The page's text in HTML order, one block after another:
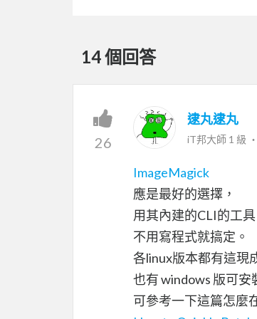
14 個回答
26
逮丸逮丸
iT邦大師 1 級 ‧
ImageMagick
應是最好的選擇，
用其內建的CLI的工具
不用寫程式就搞定。
各linux版本都有這現
也有 windows 版可安
可參考一下這篇怎麼